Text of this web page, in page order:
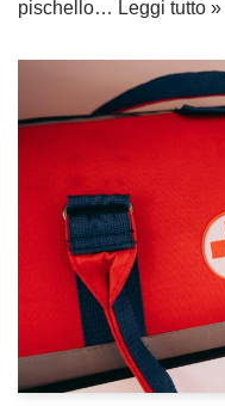
pischello… Leggi tutto »